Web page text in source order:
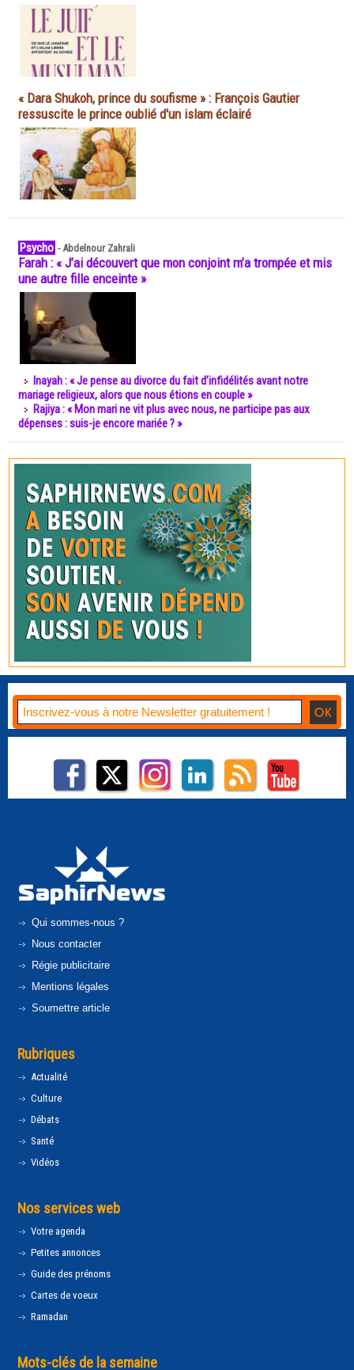
« Dara Shukoh, prince du soufisme » : François Gautier
ressuscite le prince oublié d'un islam éclairé
Psycho -Abdelnour Zahrali
Farah : « J’ai découvert que mon conjoint m’a trompée et mis
une autre fille enceinte »
Inayah : « Je pense au divorce du fait d’infidélités avant notre
mariage religieux, alors que nous étions en couple »
Rajiya : « Mon mari ne vit plus avec nous, ne participe pas aux
dépenses : suis-je encore mariée ? »
Qui sommes-nous ?
Nous contacter
Régie publicitaire
Mentions légales
Soumettre article
Rubriques
Actualité
Culture
Débats
Santé
Vidéos
Nos services web
Votre agenda
Petites annonces
Guide des prénoms
Cartes de voeux
Ramadan
Mots-clés de la semaine